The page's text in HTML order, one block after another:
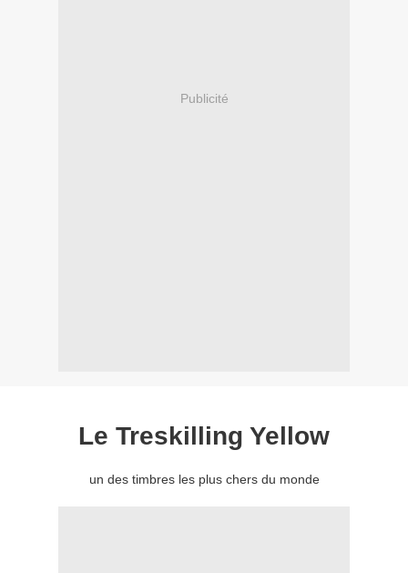
Publicité
Le Treskilling Yellow
un des timbres les plus chers du monde